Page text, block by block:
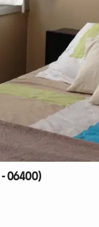
- 06400)